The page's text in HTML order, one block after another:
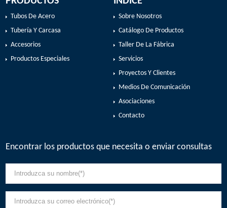
Tubos De Acero
Tubería Y Carcasa
Accesorios
Productos Especiales
Sobre Nosotros
Catálogo De Productos
Taller De La Fábrica
Servicios
Proyectos Y Clientes
Medios De Comunicación
Asociaciones
Contacto
Encontrar los productos que necesita o enviar consultas